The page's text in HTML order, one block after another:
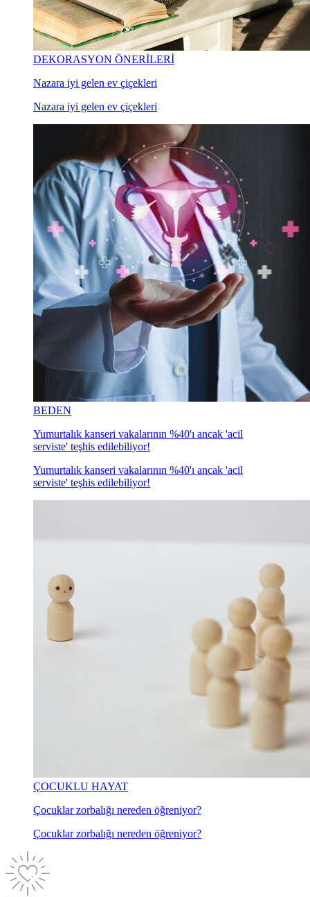
DEKORASYON ÖNERİLERİ
Nazara iyi gelen ev çiçekleri
Nazara iyi gelen ev çiçekleri
BEDEN
Yumurtalık kanseri vakalarının %40'ı ancak 'acil
serviste' teşhis edilebiliyor!
Yumurtalık kanseri vakalarının %40'ı ancak 'acil
serviste' teşhis edilebiliyor!
ÇOCUKLU HAYAT
Çocuklar zorbalığı nereden öğreniyor?
Çocuklar zorbalığı nereden öğreniyor?